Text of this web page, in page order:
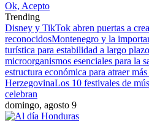
Ok, Acepto
Trending
Disney y TikTok abren puertas a
reconocidosMontenegro y la
turística para estabilidad a largo plazo
microorganismos esenciales para la
estructura económica para atraer
HerzegovinaLos 10 festivales de
celebran
domingo, agosto 9